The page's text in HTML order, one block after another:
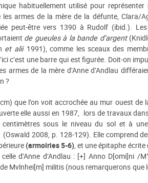
habituellement utilisé pour
les armes de la mère de la défunte, Clara/
peut-être vers 1390 à Rudolf (ibid.). Les
de gueules à la bande d’argent
et alii 1991), comme les sceaux des
c’est une barre qui est figurée. Doit-on
armes de la mère d’Anne d’Andlau
?
que l’on voit accrochée au mur ouest de
elle aussi en 1987, lors de travaux
sous le niveau du sol et à
2008, p. 128-129). Elle comprend
(armoiries 5-6), et une épitaphe
d’Anne d’Andlau : [+] Anno D[omi]ni /
Mvlnhei[m] militis (nous remarquerons que